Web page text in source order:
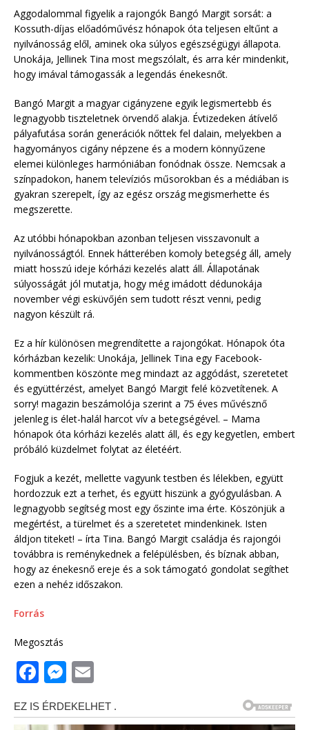
Aggodalommal figyelik a rajongók Bangó Margit sorsát: a
Kossuth-díjas előadóművész hónapok óta teljesen eltűnt a
nyilvánosság elől, aminek oka súlyos egészségügyi állapota.
Unokája, Jellinek Tina most megszólalt, és arra kér mindenkit,
hogy imával támogassák a legendás énekesnőt.
Bangó Margit a magyar cigányzene egyik legismertebb és
legnagyobb tiszteletnek örvendő alakja. Évtizedeken átívelő
pályafutása során generációk nőttek fel dalain, melyekben a
hagyományos cigány népzene és a modern könnyűzene
elemei különleges harmóniában fonódnak össze. Nemcsak a
színpadokon, hanem televíziós műsorokban és a médiában is
gyakran szerepelt, így az egész ország megismerhette és
megszerette.
Az utóbbi hónapokban azonban teljesen visszavonult a
nyilvánosságtól. Ennek hátterében komoly betegség áll, amely
miatt hosszú ideje kórházi kezelés alatt áll. Állapotának
súlyosságát jól mutatja, hogy még imádott dédunokája
november végi esküvőjén sem tudott részt venni, pedig
nagyon készült rá.
Ez a hír különösen megrendítette a rajongókat. Hónapok óta
kórházban kezelik: Unokája, Jellinek Tina egy Facebook-
kommentben köszönte meg mindazt az aggódást, szeretetet
és együttérzést, amelyet Bangó Margit felé közvetítenek. A
sorry! magazin beszámolója szerint a 75 éves művésznő
jelenleg is élet-halál harcot vív a betegségével. – Mama
hónapok óta kórházi kezelés alatt áll, és egy kegyetlen, embert
próbáló küzdelmet folytat az életéért.
Fogjuk a kezét, mellette vagyunk testben és lélekben, együtt
hordozzuk ezt a terhet, és együtt hiszünk a gyógyulásban. A
legnagyobb segítség most egy őszinte ima érte. Köszönjük a
megértést, a türelmet és a szeretetet mindenkinek. Isten
áldjon titeket! – írta Tina. Bangó Margit családja és rajongói
továbbra is reménykednek a felépülésben, és bíznak abban,
hogy az énekesnő ereje és a sok támogató gondolat segíthet
ezen a nehéz időszakon.
Forrás
Megosztás
F
a
c
M
ssai